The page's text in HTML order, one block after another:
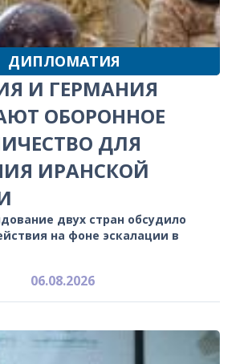
ДИПЛОМАТИЯ
И ГЕРМАНИЯ
ОБОРОННОЕ
ДЛЯ
ИРАНСКОЙ
двух стран обсудило
на фоне эскалации в
06.08.2026